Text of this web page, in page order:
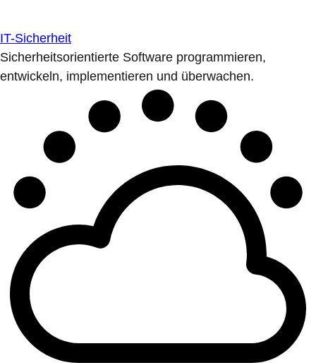
IT-Sicherheit
Sicherheitsorientierte Software programmieren,
entwickeln, implementieren und überwachen.